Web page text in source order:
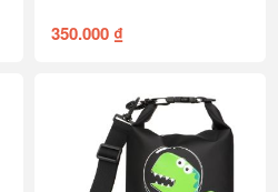
350.000 ₫